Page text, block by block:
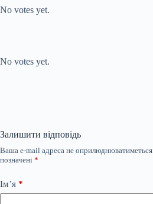
No votes yet.
No votes yet.
Залишити відповідь
Ваша e-mail адреса не оприлюднюватиметься.
позначені *
Ім’я *